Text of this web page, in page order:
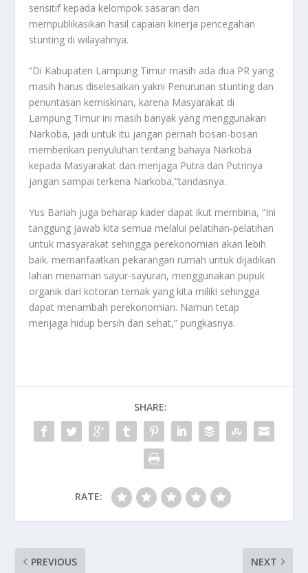
sensitif kepada kelompok sasaran dan
mempublikasikan hasil capaian kinerja pencegahan
stunting di wilayahnya.
“Di Kabupaten Lampung Timur masih ada dua PR yang
masih harus diselesaikan yakni Penurunan stunting dan
penuntasan kemiskinan, karena Masyarakat di
Lampung Timur ini masih banyak yang menggunakan
Narkoba, jadi untuk itu jangan pernah bosan-bosan
memberikan penyuluhan tentang bahaya Narkoba
kepada Masyarakat dan menjaga Putra dan Putrinya
jangan sampai terkena Narkoba,”tandasnya.
Yus Bariah juga beharap kader dapat ikut membina, “Ini
tanggung jawab kita semua melalui pelatihan-pelatihan
untuk masyarakat sehingga perekonomian akan lebih
baik. memanfaatkan pekarangan rumah untuk dijadikan
lahan menaman sayur-sayuran, menggunakan pupuk
organik dari kotoran ternak yang kita miliki sehingga
dapat menambah perekonomian. Namun tetap
menjaga hidup bersih dan sehat,” pungkasnya.
SHARE:
RATE:
PREVIOUS NEXT